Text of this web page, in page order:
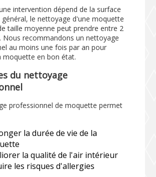
intervention dépend de la surface
général, le nettoyage d'une moquette
taille moyenne peut prendre entre 2
Nous recommandons un nettoyage
au moins une fois par an pour
moquette en bon état.
du nettoyage
professionnel de moquette permet
la durée de vie de la
la qualité de l'air intérieur
les risques d'allergies